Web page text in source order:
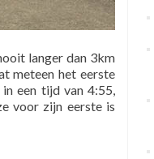
langer dan 3km
meteen het eerste
een tijd van 4:55,
voor zijn eerste is